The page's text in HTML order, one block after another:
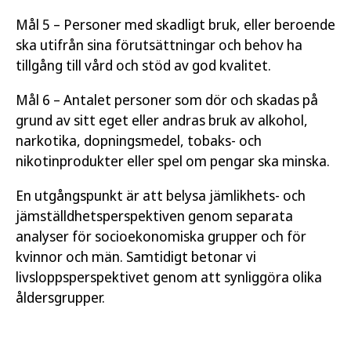
Mål 5 – Personer med skadligt bruk, eller beroende
ska utifrån sina förutsättningar och behov ha
tillgång till vård och stöd av god kvalitet.
Mål 6 – Antalet personer som dör och skadas på
grund av sitt eget eller andras bruk av alkohol,
narkotika, dopningsmedel, tobaks- och
nikotinprodukter eller spel om pengar ska minska.
En utgångspunkt är att belysa jämlikhets- och
jämställdhetsperspektiven genom separata
analyser för socioekonomiska grupper och för
kvinnor och män. Samtidigt betonar vi
livsloppsperspektivet genom att synliggöra olika
åldersgrupper.